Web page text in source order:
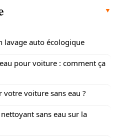
lavage auto écologique
pour voiture : comment ça
voiture sans eau ?
sans eau sur la